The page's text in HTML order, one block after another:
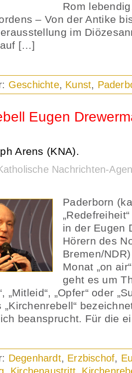
Rom
– Von der Antike
im
[…]
Geschichte, Kunst,
Eugen
Arens (KNA).
Nachrichten-
Paderborn
in der Eugen
Hörern des
Bremen/
Monat „on
geht es um
„Mitleid“, „Opfer“ oder
„Kirchenrebell“
beansprucht. Für die
Degenhardt, Erzbischof,